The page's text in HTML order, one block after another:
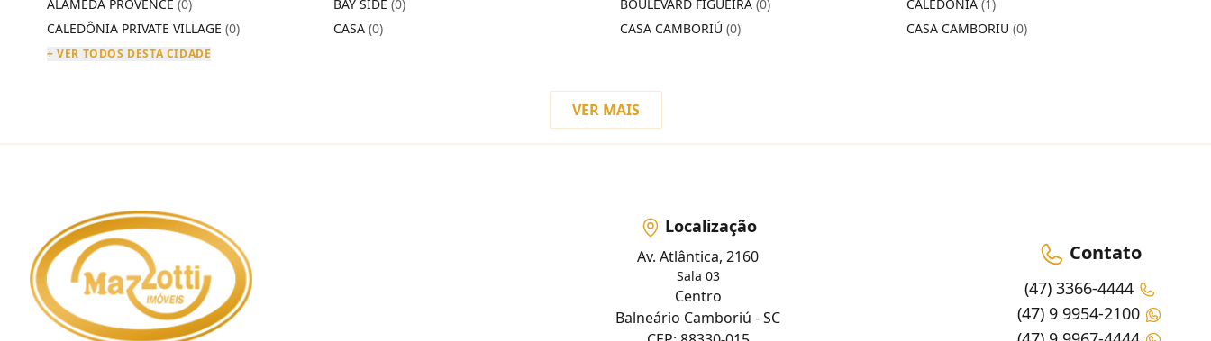
ALAMEDA PROVENCE (0) BAY SIDE (0) BOULEVARD FIGUEIRA (0) CALEDÔNIA (1)
CALEDÔNIA PRIVATE VILLAGE (0) CASA (0) CASA CAMBORIÚ (0) CASA CAMBORIU (0)
+ VER TODOS DESTA CIDADE
VER MAIS
Localização
Av. Atlântica, 2160
Sala 03
Centro
Balneário Camboriú - SC
Contato
(47) 3366-4444
(47) 9 9954-2100